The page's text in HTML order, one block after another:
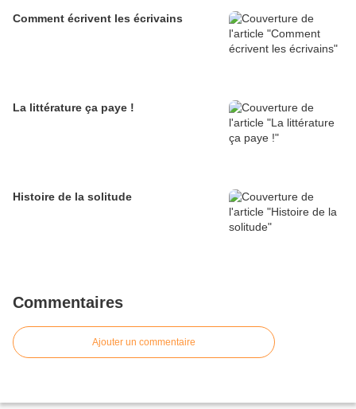
Comment écrivent les écrivains
La littérature ça paye !
Histoire de la solitude
Commentaires
Ajouter un commentaire